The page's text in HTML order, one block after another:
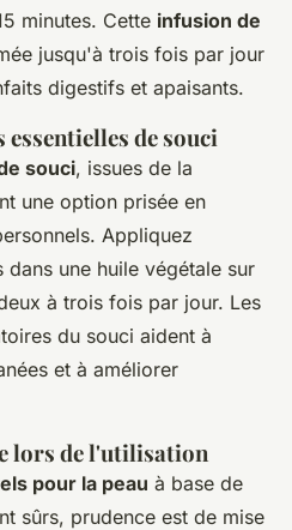
minutes. Cette infusion de
jusqu'à trois fois par jour
digestifs et apaisants.
de souci
souci, issues de la
une option prisée en
Appliquez
une huile végétale sur
à trois fois par jour. Les
du souci aident à
et à améliorer
lors de l'utilisation
pour la peau à base de
sûrs, prudence est de mise